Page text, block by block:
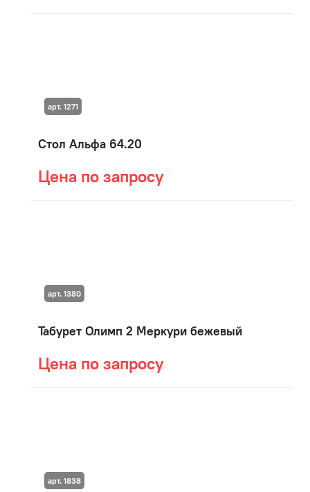
Стол Альфа 64.20
Цена по запросу
арт. 1271
Табурет Олимп 2 Меркури бежевый
Цена по запросу
арт. 1380
арт. 1838